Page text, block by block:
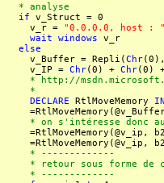
* analyse
if v_Struct = 0
v_r = "0.0.0.0, host :
wait
windows v_r
else
v_Buffer = Repli(Chr(0),
v_IP = Chr(0) + Chr(0)
* http://msdn.microsoft.com/
*
DECLARE RtlMoveMemory
=RtlMoveMemory(@v_Buffer,
* on s'intéresse donc au
=RtlMoveMemory(@v_ip,
=RtlMoveMemory(@v_ip,
* -------------
* retour sous forme de
* -------------